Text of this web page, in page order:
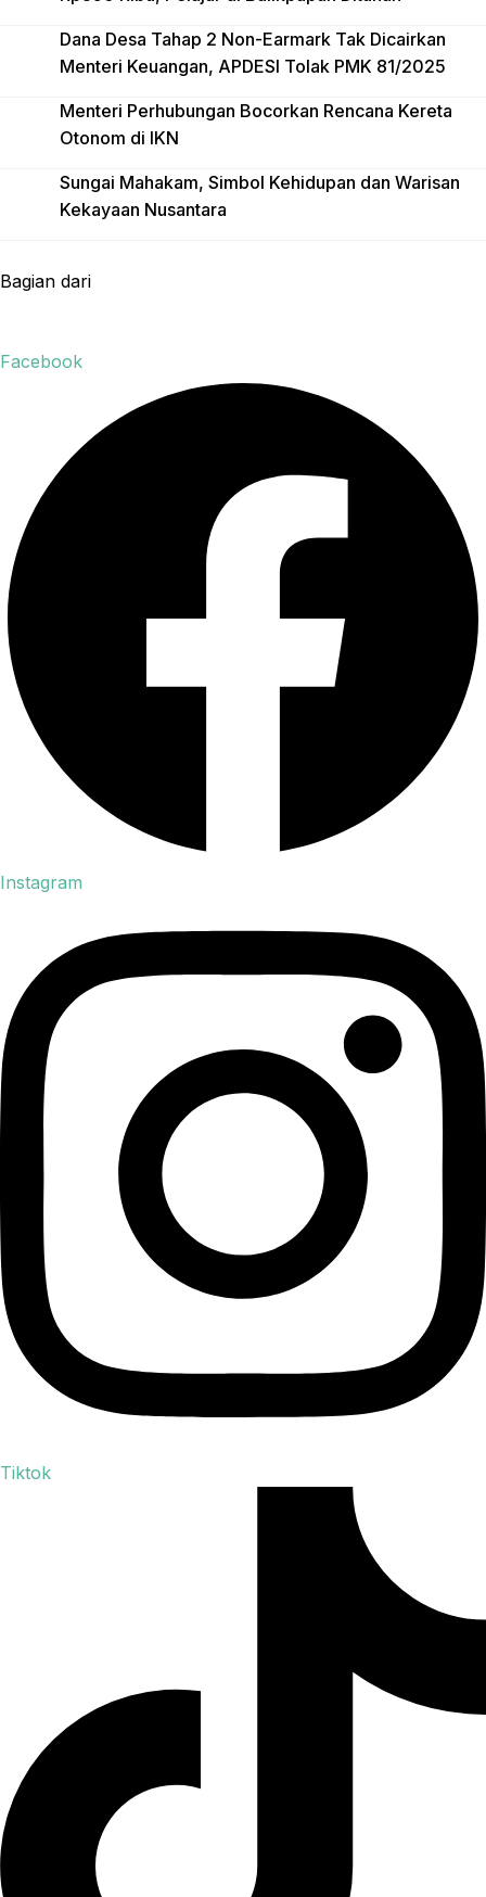
Dana Desa Tahap 2 Non-Earmark Tak Dicairkan
Menteri Keuangan, APDESI Tolak PMK 81/2025
Menteri Perhubungan Bocorkan Rencana Kereta
Otonom di IKN
Sungai Mahakam, Simbol Kehidupan dan Warisan
Kekayaan Nusantara
Bagian dari
Facebook
Instagram
Tiktok